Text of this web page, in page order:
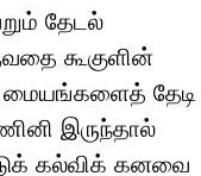
தேடல்
கூகுளின்
மையங்களைத் தேடி
இருந்தால்
கல்விக் கனவை